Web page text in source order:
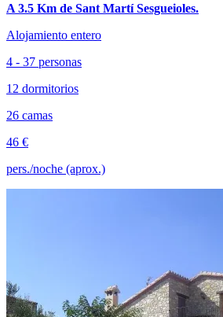
A 3.5 Km de Sant Martí Sesgueioles.
Alojamiento entero
4 - 37 personas
12 dormitorios
26 camas
46 €
pers./noche (aprox.)